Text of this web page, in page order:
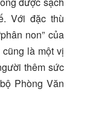
Với đặc thù
non” của
là một vị
thêm sức
Phòng Văn